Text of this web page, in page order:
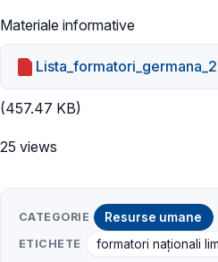
Materiale informative
(457.47 KB)
25 views
CATEGORIE Resurse umane
ETICHETE formatori naționali